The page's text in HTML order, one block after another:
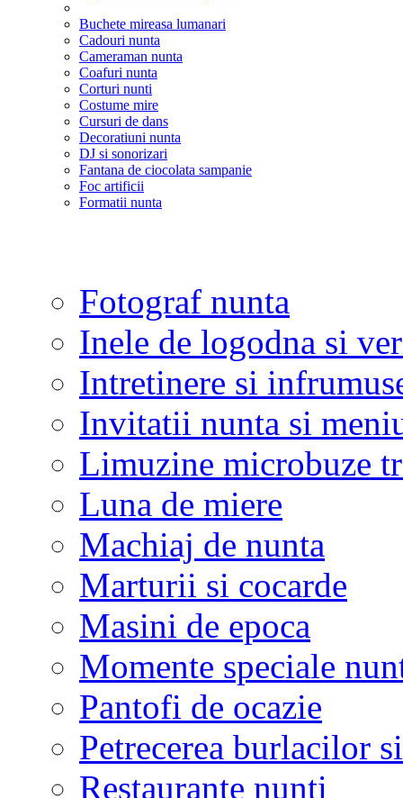
Buchete mireasa lumanari
Cadouri nunta
Cameraman nunta
Coafuri nunta
Corturi nunti
Costume mire
Cursuri de dans
Decoratiuni nunta
DJ si sonorizari
Fantana de ciocolata sampanie
Foc artificii
Formatii nunta
Fotograf nunta
Inele de logodna si
Intretinere si
Invitatii nunta si
Limuzine microbuze
Luna de miere
Machiaj de nunta
Marturii si cocarde
Masini de epoca
Momente speciale
Pantofi de ocazie
Petrecerea burlacilor
Restaurante nunti